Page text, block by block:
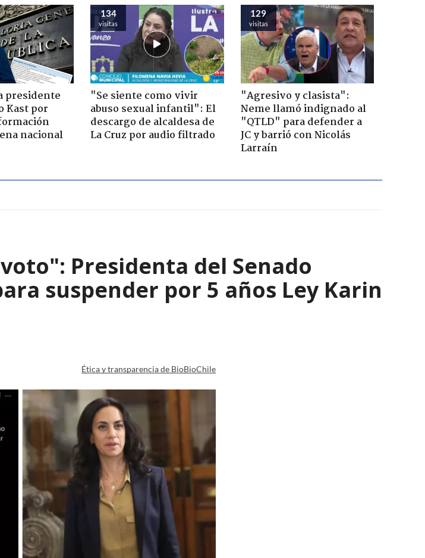
presidente
Kast por
nacional
134
visitas
"Se siente como vivir
abuso sexual infantil": El
descargo de alcaldesa de
La Cruz por audio filtrado
129
visitas
"Agresivo y clasista":
Neme llamó indignado al
"QTLD" para defender a
JC y barrió con Nicolás
Larraín
Presidenta del Senado
suspender por 5 años Ley Karin
Ética y transparencia de BioBioChile